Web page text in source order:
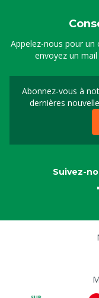
Appelez-nous pour un
envoyez un mail
Abonnez-vous à
dernières
Suivez-